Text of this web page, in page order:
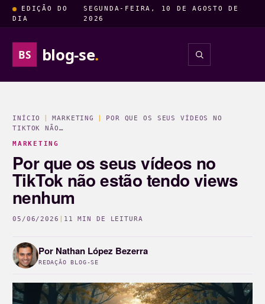
EDIÇÃO DO
DIA
SEGUNDA-FEIRA, 10 DE AGOSTO DE
2026
BS blog-se.
INÍCIO MARKETING
POR QUE OS SEUS VÍDEOS NO
TIKTOK NÃO…
MARKETING
Por que os seus vídeos no
TikTok não estão tendo views
nenhum
05/06/2026 11 MIN DE LEITURA
Por Nathan López Bezerra
REDAÇÃO BLOG-SE